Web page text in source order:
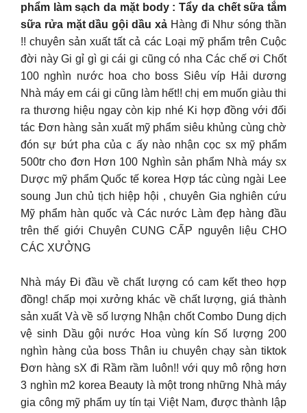
phẩm làm sạch da mặt body : Tẩy da chết sữa tắm
sữa rửa mặt dầu gội dầu xảHàng đi Như sóng thần
!! chuyên sản xuất tất cả các Loại mỹ phẩm trên Cuộc
đời này Gi gỉ gì gi cái gi cũng có nha Các chế ơi Chốt
100 nghìn nước hoa cho boss Siêu víp Hải dương
Nhà máy em cái gi cũng làm hết!! chị em muốn giàu thi
ra thương hiệu ngay còn kịp nhé Ki hợp đồng với đối
tác Đơn hàng sản xuất mỹ phẩm siêu khủng cùng chờ
đón sự bứt pha của c ấy nào nhận cọc sx mỹ phẩm
500tr cho đơn Hơn 100 Nghìn sản phẩm Nhà máy sx
Dược mỹ phẩm Quốc tế korea Hợp tác cùng ngài Lee
soung Jun chủ tịch hiệp hội , chuyên Gia nghiên cứu
Mỹ phẩm hàn quốc và Các nước Làm đẹp hàng đầu
trên thế giới Chuyên CUNG CẤP nguyên liệu CHO
CÁC XƯỞNG
Nhà máy Đi đầu về chất lượng có cam kết theo hợp
đồng! chấp mọi xưởng khác về chất lượng, giá thành
sản xuất Và về số lượng Nhận chốt Combo Dung dịch
vệ sinh Dầu gội nước Hoa vùng kín Số lượng 200
nghìn hàng của boss Thân iu chuyên chạy sàn tiktok
Đơn hàng sX đi Rầm rầm luôn!! với quy mô rộng hơn
3 nghìn m2 korea Beauty là một trong những Nhà máy
gia công mỹ phẩm uy tín tại Việt Nam, được thành lập